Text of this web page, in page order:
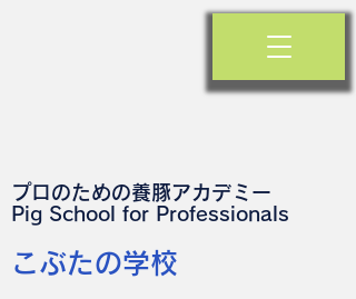
プロのための養豚アカデミー
​Pig School for Professionals
​こぶたの学校